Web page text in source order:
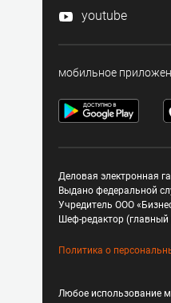
youtube
мобильное
Деловая электронная
Выдано федеральной
Учредитель ООО
Шеф-редактор
Политика о
Любое использование